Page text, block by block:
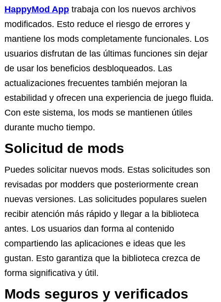
HappyMod Apptrabaja con los nuevos archivos
modificados. Esto reduce el riesgo de errores y
mantiene los mods completamente funcionales. Los
usuarios disfrutan de las últimas funciones sin dejar
de usar los beneficios desbloqueados. Las
actualizaciones frecuentes también mejoran la
estabilidad y ofrecen una experiencia de juego fluida.
Con este sistema, los mods se mantienen útiles
durante mucho tiempo.
Solicitud de mods
Puedes solicitar nuevos mods. Estas solicitudes son
revisadas por modders que posteriormente crean
nuevas versiones. Las solicitudes populares suelen
recibir atención más rápido y llegar a la biblioteca
antes. Los usuarios dan forma al contenido
compartiendo las aplicaciones e ideas que les
gustan. Esto garantiza que la biblioteca crezca de
forma significativa y útil.
Mods seguros y verificados